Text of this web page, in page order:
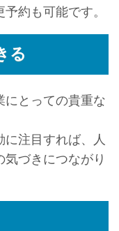
約も可能です。
る
にとっての貴重な
注目すれば、人
づきにつながり